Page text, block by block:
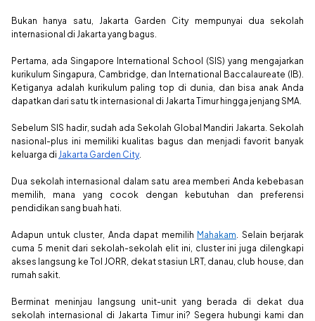
Bukan hanya satu, Jakarta Garden City mempunyai dua sekolah
internasional di Jakarta yang bagus.
Pertama, ada Singapore International School (SIS) yang mengajarkan
kurikulum Singapura, Cambridge, dan International Baccalaureate (IB).
Ketiganya adalah kurikulum paling top di dunia, dan bisa anak Anda
dapatkan dari satu tk internasional di Jakarta Timur hingga jenjang SMA.
Sebelum SIS hadir, sudah ada Sekolah Global Mandiri Jakarta. Sekolah
nasional-plus ini memiliki kualitas bagus dan menjadi favorit banyak
keluarga di Jakarta Garden City.
Dua sekolah internasional dalam satu area memberi Anda kebebasan
memilih, mana yang cocok dengan kebutuhan dan preferensi
pendidikan sang buah hati.
Adapun untuk cluster, Anda dapat memilih Mahakam. Selain berjarak
cuma 5 menit dari sekolah-sekolah elit ini, clusterini juga dilengkapi
akses langsung ke Tol JORR, dekat stasiun LRT, danau, club house, dan
rumah sakit.
Berminat meninjau langsung unit-unit yang berada di dekat dua
sekolah internasional di Jakarta Timur ini? Segera hubungi kami dan